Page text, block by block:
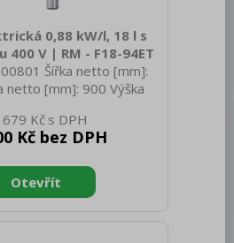
0,88 kW/l, 18 l s
V | RM - F18-94ET
Šířka netto [mm]:
netto [mm]: 900 Výška
[mm]: 430 Hloubka
970 Výška brutto [mm]:
Elektrické zařízení
zařízení: S podestavbou
[kW]: 15.900 Napájení:
Kč
Kč bez DPH